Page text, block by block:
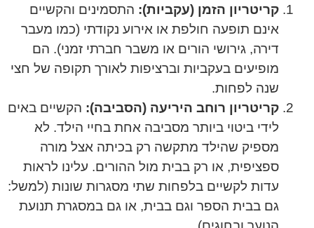
קריטריון הזמן (עקביות): התסמינים והקשיים
אינם תופעה חולפת או אירוע נקודתי (כמו מעבר
דירה, גירושי הורים או משבר חברתי זמני). הם
מופיעים בעקביות וברציפות לאורך תקופה של חצי
שנה לפחות.
קריטריון רוחב היריעה (הסביבה): הקשיים באים
לידי ביטוי ביותר מסביבה אחת בחיי הילד. לא
מספיק שהילד מתקשה רק בכיתה אצל מורה
ספציפית, או רק בבית מול ההורים. עלינו לראות
עדות לקשיים בלפחות שתי מסגרות שונות (למשל:
גם בבית הספר וגם בבית, או גם במסגרת תנועת